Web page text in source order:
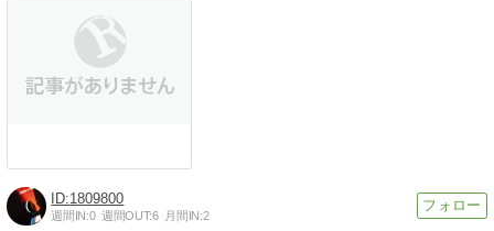
1809800
週間IN:0 週間OUT:6 月間IN:2